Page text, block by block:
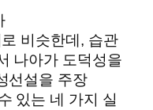
비슷한데, 습관
나아가 도덕성을
선설을 주장
있는 네 가지 실